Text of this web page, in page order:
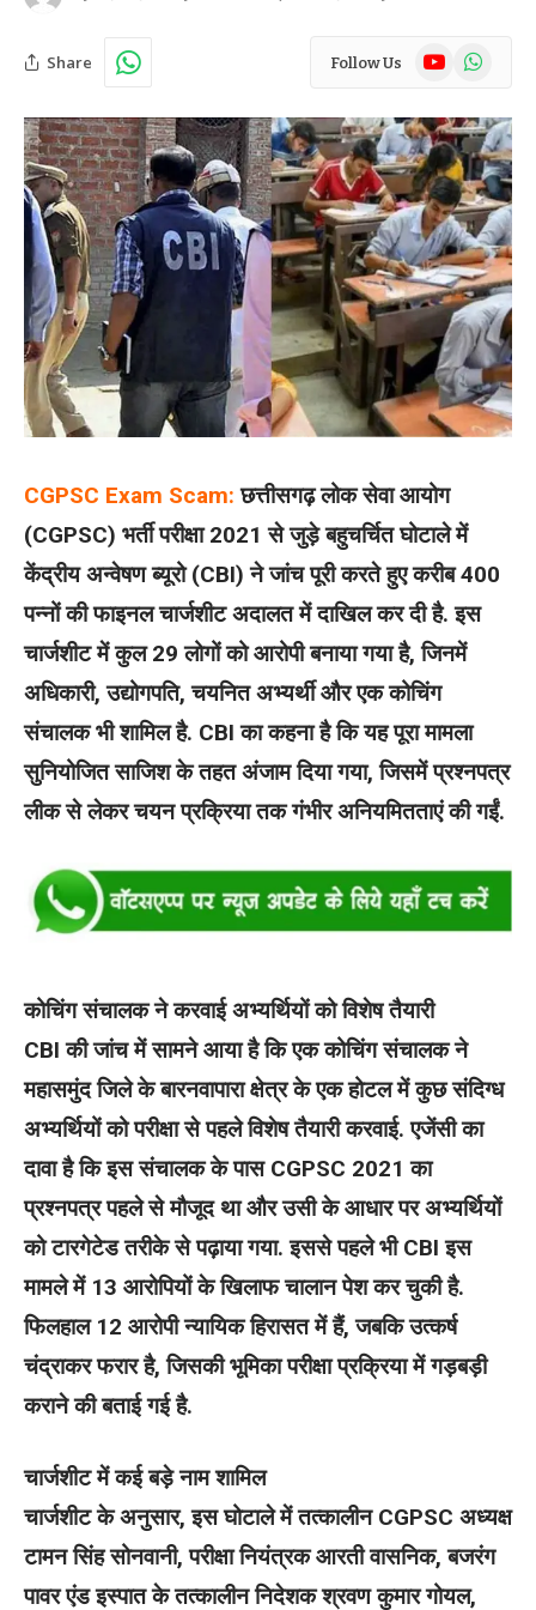
Share Follow Us YouTubeWhatsApp
CGPSC Exam Scam: छत्तीसगढ़ लोक सेवा आयोग
(CGPSC) भर्ती परीक्षा 2021 से जुड़े बहुचर्चित घोटाले में
केंद्रीय अन्वेषण ब्यूरो (CBI) ने जांच पूरी करते हुए करीब 400
पन्नों की फाइनल चार्जशीट अदालत में दाखिल कर दी है. इस
चार्जशीट में कुल 29 लोगों को आरोपी बनाया गया है, जिनमें
अधिकारी, उद्योगपति, चयनित अभ्यर्थी और एक कोचिंग
संचालक भी शामिल है. CBI का कहना है कि यह पूरा मामला
सुनियोजित साजिश के तहत अंजाम दिया गया, जिसमें प्रश्नपत्र
लीक से लेकर चयन प्रक्रिया तक गंभीर अनियमितताएं की गईं.
कोचिंग संचालक ने करवाई अभ्‍यर्थियों को विशेष तैयारी
CBI की जांच में सामने आया है कि एक कोचिंग संचालक ने
महासमुंद जिले के बारनवापारा क्षेत्र के एक होटल में कुछ संदिग्ध
अभ्यर्थियों को परीक्षा से पहले विशेष तैयारी करवाई. एजेंसी का
दावा है कि इस संचालक के पास CGPSC 2021 का
प्रश्नपत्र पहले से मौजूद था और उसी के आधार पर अभ्यर्थियों
को टारगेटेड तरीके से पढ़ाया गया. इससे पहले भी CBI इस
मामले में 13 आरोपियों के खिलाफ चालान पेश कर चुकी है.
फिलहाल 12 आरोपी न्यायिक हिरासत में हैं, जबकि उत्कर्ष
चंद्राकर फरार है, जिसकी भूमिका परीक्षा प्रक्रिया में गड़बड़ी
कराने की बताई गई है.
चार्जशीट में कई बड़े नाम शामिल
चार्जशीट के अनुसार, इस घोटाले में तत्कालीन CGPSC अध्यक्ष
टामन सिंह सोनवानी, परीक्षा नियंत्रक आरती वासनिक, बजरंग
पावर एंड इस्पात के तत्कालीन निदेशक श्रवण कुमार गोयल,